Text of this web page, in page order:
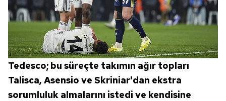
Tedesco; bu süreçte takımın ağır topları
Talisca, Asensio ve Skriniar'dan ekstra
sorumluluk almalarını istedi ve kendisine